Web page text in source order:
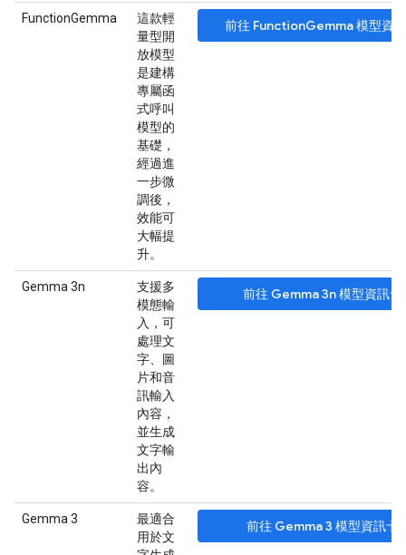
FunctionGemma
這款輕
量型開
放模型
是建構
專屬函
式呼叫
模型的
基礎，
經過進
一步微
調後，
效能可
大幅提
升。
前往 FunctionGemma 模型資
Gemma 3n
支援多
模態輸
入，可
處理文
字、圖
片和音
訊輸入
內容，
並生成
文字輸
出內
容。
前往 Gemma 3n 模型資訊卡
Gemma 3
最適合
用於文
前往 Gemma 3 模型資訊卡